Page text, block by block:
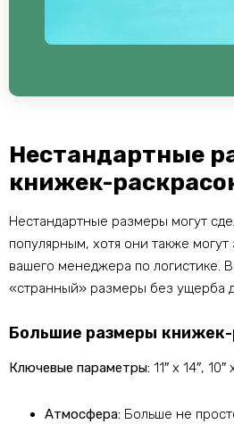
Нестандартные
книжек-
Нестандартные размеры могут
популярным, хотя они также могут
вашего менеджера по логистике.
«странный» размеры без ущерба
Большие размеры
Ключевые параметры: 11″ х 14″, 10″
Атмосфера: Больше не